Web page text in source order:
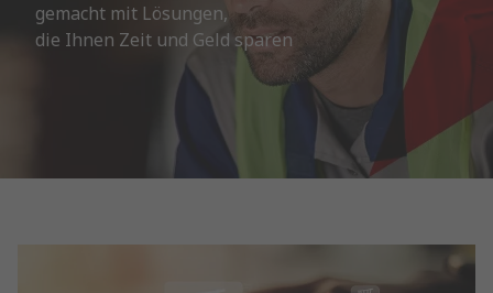
gemacht mit Lösungen,
die Ihnen Zeit und Geld sparen